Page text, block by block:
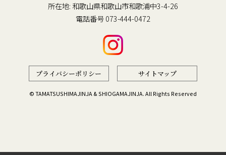
所在地: 和歌山県和歌山市和歌浦中3-4-26
電話番号073-444-0472
プライバシーポリシー サイトマップ
© TAMATSUSHIMAJINJA & SHIOGAMAJINJA. All Rights Reserved